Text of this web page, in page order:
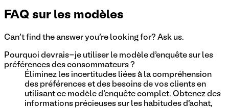
FAQ sur les modèles
Can't find the answer you're looking for? Ask us.
Pourquoi devrais-je utiliser le modèle d’enquête sur les
préférences des consommateurs ?
Éliminez les incertitudes liées à la compréhension
des préférences et des besoins de vos clients en
utilisant ce modèle d'enquête complet. Obtenez des
informations précieuses sur les habitudes d'achat,